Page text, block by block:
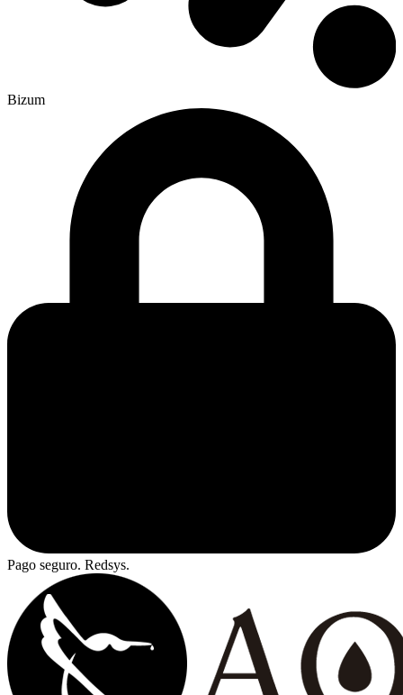
Bizum
Pago seguro. Redsys.